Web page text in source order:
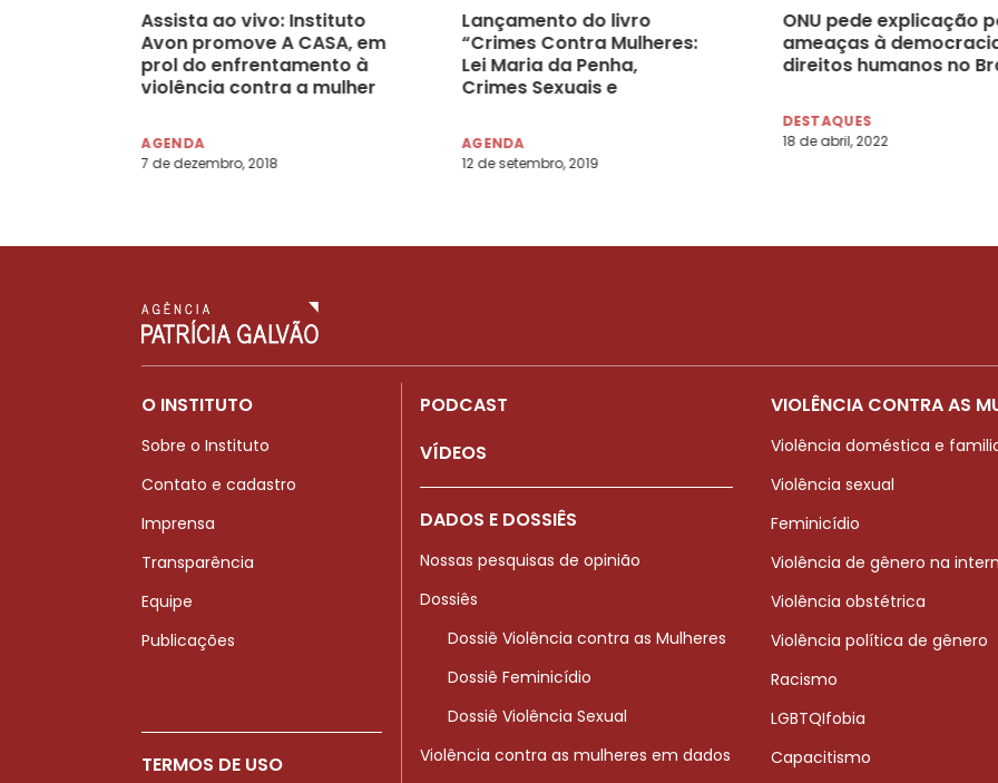
Assista ao vivo: Instituto
Avon promove A CASA, em
prol do enfrentamento à
violência contra a mulher
AGENDA
7 de dezembro, 2018
Lançamento do livro
“Crimes Contra Mulheres:
Lei Maria da Penha,
Crimes Sexuais e
AGENDA
12 de setembro, 2019
ONU pede explicação
ameaças à
direitos humanos no
DESTAQUES
18 de abril, 2022
O INSTITUTO
Sobre o Instituto
Contato e cadastro
Imprensa
Transparência
Equipe
Publicações
TERMOS DE USO
PODCAST
VÍDEOS
DADOS E DOSSIÊS
Nossas pesquisas de opinião
Dossiês
Dossiê Violência contra as Mulheres
Dossiê Feminicídio
Dossiê Violência Sexual
Violência contra as mulheres em dados
VIOLÊNCIA CONTRA AS
Violência doméstica e
Violência sexual
Feminicídio
Violência de gênero na
Violência obstétrica
Violência política de gênero
Racismo
LGBTQIfobia
Capacitismo